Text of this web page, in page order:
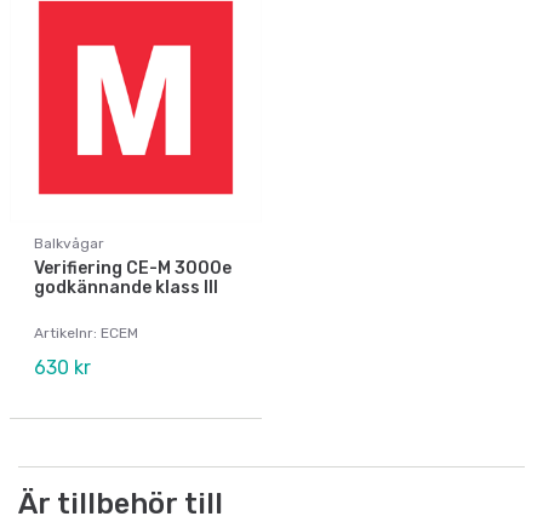
Balkvågar
Verifiering CE-M 3000e
godkännande klass III
Artikelnr: ECEM
630 kr
Är tillbehör till